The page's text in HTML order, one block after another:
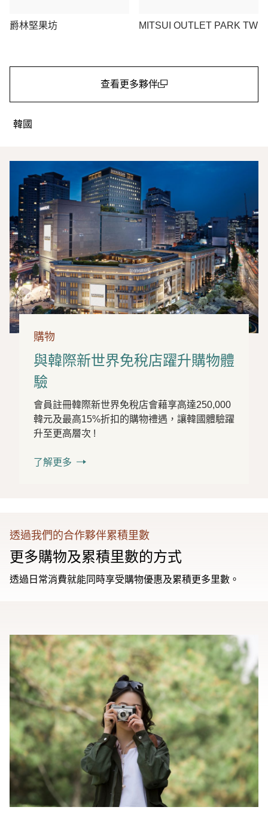
爵林堅果坊 MITSUI OUTLET PARK TW
查看更多夥伴
韓國
購物
與韓際新世界免稅店躍升購物體
驗
會員註冊韓際新世界免稅店會藉享高達250,000
韓元及最高15%折扣的購物禮遇，讓韓國體驗躍
升至更高層次 !
了解更多
透過我們的合作夥伴累積里數
更多購物及累積里數的方式
透過日常消費就能同時享受購物優惠及累積更多里數。